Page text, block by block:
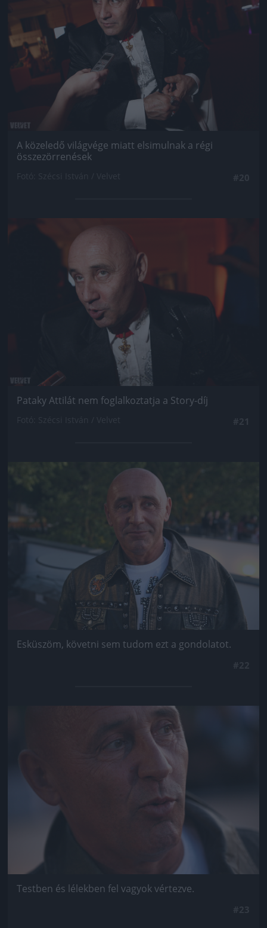
A közeledő világvége miatt elsimulnak a régi
összezörrenések
Jön még kép!
Pataky Attilát nem foglalkoztatja a Story-díj
Jön még kép!
Esküszöm, követni sem tudom ezt a gondolatot.
Jön még kép!
Testben és lélekben fel vagyok vértezve.